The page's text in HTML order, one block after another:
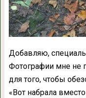
Добавляю,
Фотографии мне не
для того, чтобы
«Вот набрала